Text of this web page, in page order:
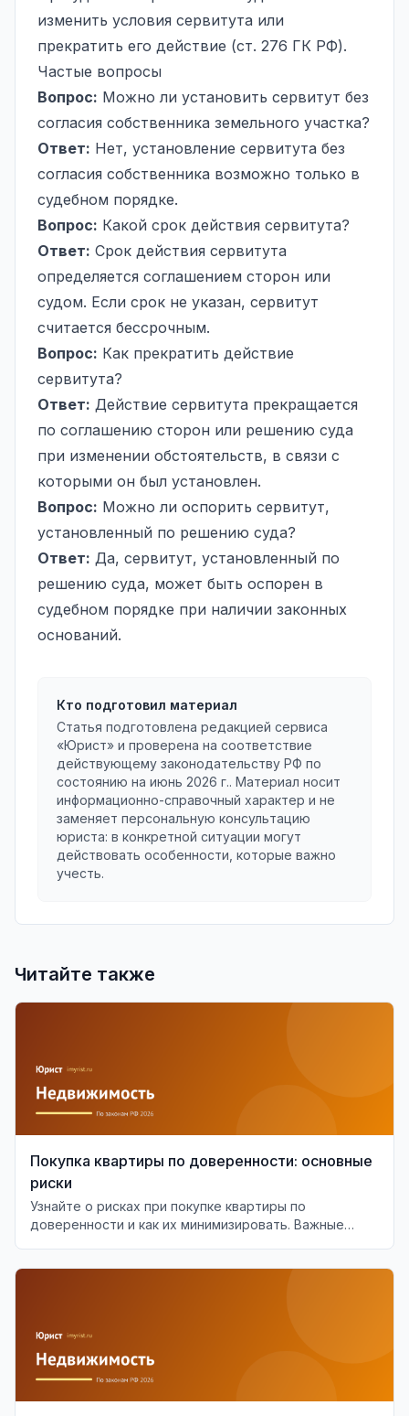
изменить условия сервитута или
прекратить его действие (ст. 276 ГК РФ).
Частые вопросы
Вопрос: Можно ли установить сервитут без
согласия собственника земельного участка?
Ответ: Нет, установление сервитута без
согласия собственника возможно только в
судебном порядке.
Вопрос: Какой срок действия сервитута?
Ответ: Срок действия сервитута
определяется соглашением сторон или
судом. Если срок не указан, сервитут
считается бессрочным.
Вопрос: Как прекратить действие
сервитута?
Ответ: Действие сервитута прекращается
по соглашению сторон или решению суда
при изменении обстоятельств, в связи с
которыми он был установлен.
Вопрос: Можно ли оспорить сервитут,
установленный по решению суда?
Ответ: Да, сервитут, установленный по
решению суда, может быть оспорен в
судебном порядке при наличии законных
оснований.
Кто подготовил материал
Статья подготовлена редакцией сервиса
«Юрист» и проверена на соответствие
действующему законодательству РФ по
состоянию на июнь 2026 г.. Материал носит
информационно-справочный характер и не
заменяет персональную консультацию
юриста: в конкретной ситуации могут
действовать особенности, которые важно
учесть.
Читайте также
Покупка квартиры по доверенности: основные
риски
Узнайте о рисках при покупке квартиры по
доверенности и как их минимизировать. Важные